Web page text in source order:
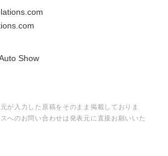
Show
が入力した原稿をそのまま掲載しておりま
へのお問い合わせは発表元に直接お願いいた